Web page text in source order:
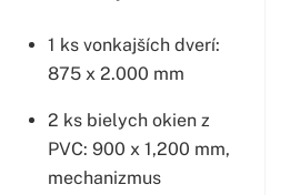
1 ks vonkajších dverí:
875 x 2.000 mm
2 ks bielych okien z
PVC: 900 x 1,200 mm,
mechanizmus